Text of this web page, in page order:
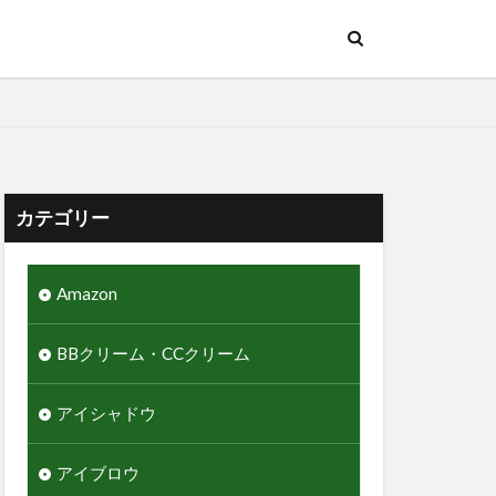
カテゴリー
Amazon
BBクリーム・CCクリーム
アイシャドウ
アイブロウ